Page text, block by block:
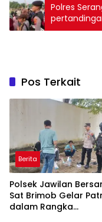
Polres
Pos Terkait
Berita
Polsek Jawilan
Sat Brimob Gelar
dalam Rangka